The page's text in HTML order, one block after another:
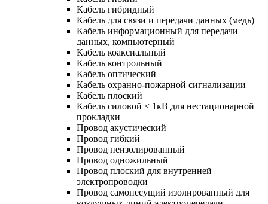
Кабель гибридный
Кабель для связи и передачи данных (медь)
Кабель информационный для передачи
данных, компьютерный
Кабель коаксиальный
Кабель контрольный
Кабель оптический
Кабель охранно-пожарной сигнализации
Кабель плоский
Кабель силовой < 1кВ для нестационарной
прокладки
Провод акустический
Провод гибкий
Провод неизолированный
Провод одножильный
Провод плоский для внутренней
электропроводки
Провод самонесущий изолированный для